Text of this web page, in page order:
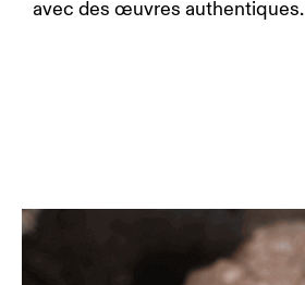
avec des œuvres authentiques.